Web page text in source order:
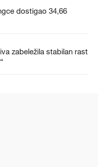
dostigao 34,66
zabeležila stabilan rast